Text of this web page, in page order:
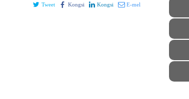
Tweet Kongsi Kongsi E-mel